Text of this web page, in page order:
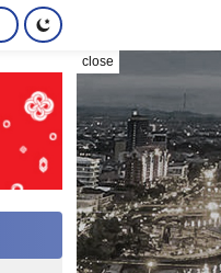
close